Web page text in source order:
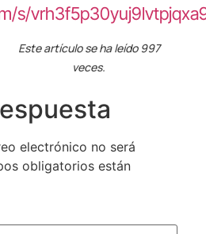
s/
Este artículo se ha leído 997
veces.
electrónico no será
obligatorios están